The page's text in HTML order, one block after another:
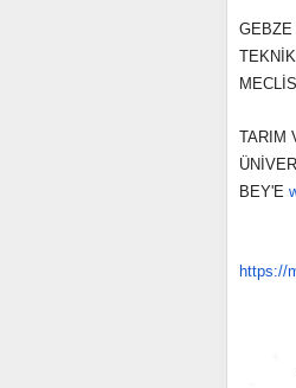
GEBZE
TARIM
BEY'E
https://